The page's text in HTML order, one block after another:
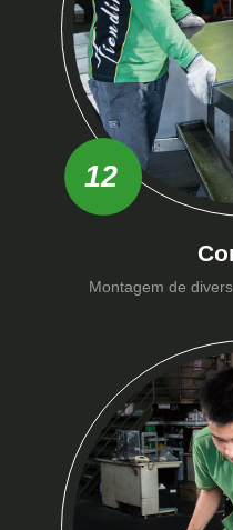
12
Montagem de